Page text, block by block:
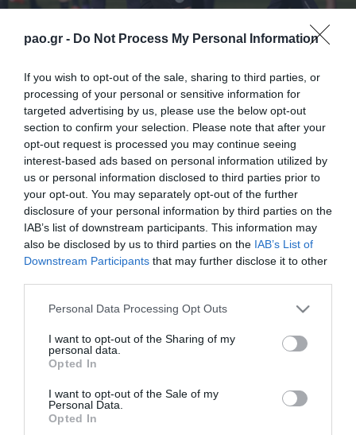
pao.gr - Do Not Process My Personal Information
If you wish to opt-out of the sale, sharing to third parties, or
processing of your personal or sensitive information for
targeted advertising by us, please use the below opt-out
section to confirm your selection. Please note that after your
opt-out request is processed you may continue seeing
interest-based ads based on personal information utilized by
us or personal information disclosed to third parties prior to
your opt-out. You may separately opt-out of the further
disclosure of your personal information by third parties on the
IAB’s list of downstream participants. This information may
also be disclosed by us to third parties on the IAB’s List of
Downstream Participants that may further disclose it to other
Please note that this website/app uses one or more Google
not limited to your visit or usage behaviour. You may click to
grant or deny consent to Google and its third-party tags to
use your data for below specified purposes in below Google
consent section.
Personal Data Processing Opt Outs
I want to opt-out of the Sharing of my
personal data.
Opted In
I want to opt-out of the Sale of my
Personal Data.
Opted In
Πρωινή προπόνηση στο Κορωπί είχαν σήμερα οι
ποδοσφαιριστές του Παναθηναϊκού.
Το πρόγραμμα των «πράσινων» περιλάμβανε
ζέσταμα, «κορόιδο», ανοίγματα και παιχνίδι σε μικρό
χώρο.
Ο Εβαντζελίστα ακολούθησε θεραπεία, ενώ οι
ατομικό πρόγραμμα και θεραπεία. Απουσίασε, τέλος,
και ο Μπουμάλ.
ξανά αύριο στις 4 το μεσημέρι.